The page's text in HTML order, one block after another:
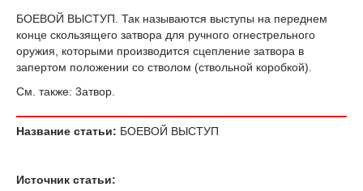
БОЕВОЙ ВЫСТУП. Так называются выступы на переднем
конце скользящего затвора для ручного огнестрельного
оружия, которыми производится сцепление затвора в
запертом положении со стволом (ствольной коробкой).
См. также: 3атвор.
Название статьи: БОЕВОЙ ВЫСТУП
Источник статьи: